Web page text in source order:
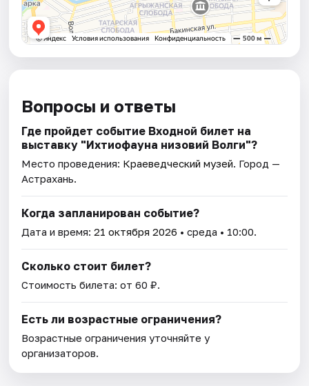
Вопросы и ответы
Где пройдет событие Входной билет на
выставку "Ихтиофауна низовий Волги"?
Место проведения: Краеведческий музей. Город —
Астрахань.
Когда запланирован событие?
Дата и время:21 октября 2026 • среда • 10:00.
Сколько стоит билет?
Стоимость билета: от 60 ₽.
Есть ли возрастные ограничения?
Возрастные ограничения уточняйте у
организаторов.